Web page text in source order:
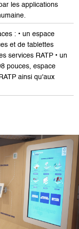
les applications
: • un espace
et de tablettes
services RATP • un
pouces, espace
ainsi qu'aux